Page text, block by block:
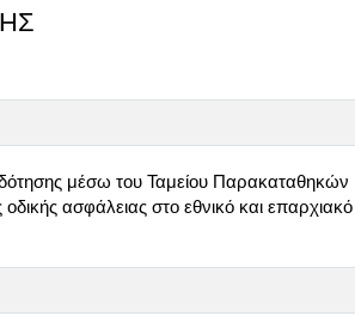
μέσω του Ταμείου Παρακαταθηκών
ασφάλειας στο εθνικό και